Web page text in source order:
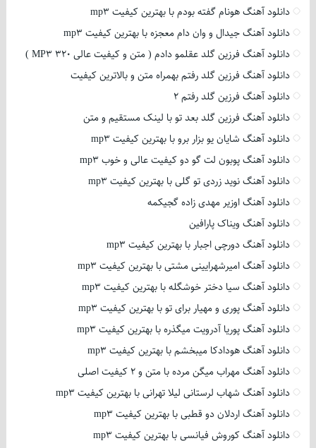
دانلود آهنگ هونام گفته بودم با بهترین کیفیت mp3
دانلود آهنگ جیدال و وان دام معجزه با بهترین کیفیت mp3
دانلود آهنگ فرزین گلد عقلمو دادم ( متن و کیفیت عالی 320 MP3 )
دانلود آهنگ فرزین گلد رفتم بهمراه متن و بالاترین کیفیت
دانلود آهنگ فرزین گلد رفتم 2
دانلود آهنگ فرزین گلد بعد تو با لینک مستقیم و متن
دانلود آهنگ شایان یو بزار برو با بهترین کیفیت mp3
دانلود آهنگ پوبون لت گو دو کیفیت عالی و خوب mp3
دانلود آهنگ نوید زردی تو گلی با بهترین کیفیت mp3
دانلود آهنگ اوزیر مهدی زاده گجیکمه
دانلود آهنگ ویناک پارافین
دانلود آهنگ دورچی اجبار با بهترین کیفیت mp3
دانلود آهنگ امیرشهرایینی مشتی با بهترین کیفیت mp3
دانلود آهنگ سیا دختر خوشگله با بهترین کیفیت mp3
دانلود آهنگ پوری و مهیار برای تو با بهترین کیفیت mp3
دانلود آهنگ پوریا آدرویت میگذره با بهترین کیفیت mp3
دانلود آهنگ هودادکا میبخشم با بهترین کیفیت mp3
دانلود آهنگ مهراب میگن مرده با متن و 2 کیفیت اصلی
دانلود آهنگ شهاب لرستانی لیلا تهرانی با بهترین کیفیت mp3
دانلود آهنگ اردلان دو قطبی با بهترین کیفیت mp3
دانلود آهنگ کوروش فیانسی با بهترین کیفیت mp3